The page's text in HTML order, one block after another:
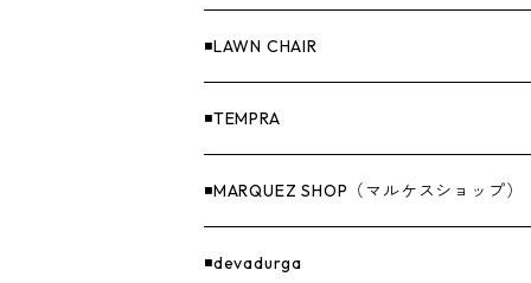
Others（その他）
収納
ナイフ＆アックス
燃料
GOODS
◾️LAWN CHAIR
◾️TEMPRA
◾️MARQUEZ SHOP（マルケスショップ）
◾️devadurga